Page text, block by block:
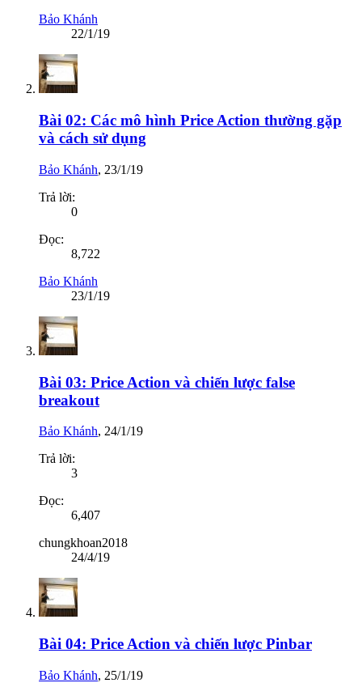
Bảo Khánh
22/1/19
Bài 02: Các mô hình Price Action thường gặp
và cách sử dụng
Bảo Khánh, 23/1/19
Trả lời:
0
Đọc:
8,722
Bảo Khánh
23/1/19
Bài 03: Price Action và chiến lược false
breakout
Bảo Khánh, 24/1/19
Trả lời:
3
Đọc:
6,407
chungkhoan2018
24/4/19
Bài 04: Price Action và chiến lược Pinbar
Bảo Khánh, 25/1/19